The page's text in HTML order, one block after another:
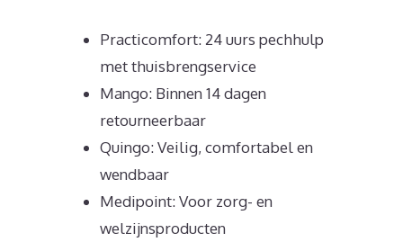
Practicomfort: 24 uurs pechhulp
met thuisbrengservice
Mango: Binnen 14 dagen
retourneerbaar
Quingo: Veilig, comfortabel en
wendbaar
Medipoint: Voor zorg- en
welzijnsproducten